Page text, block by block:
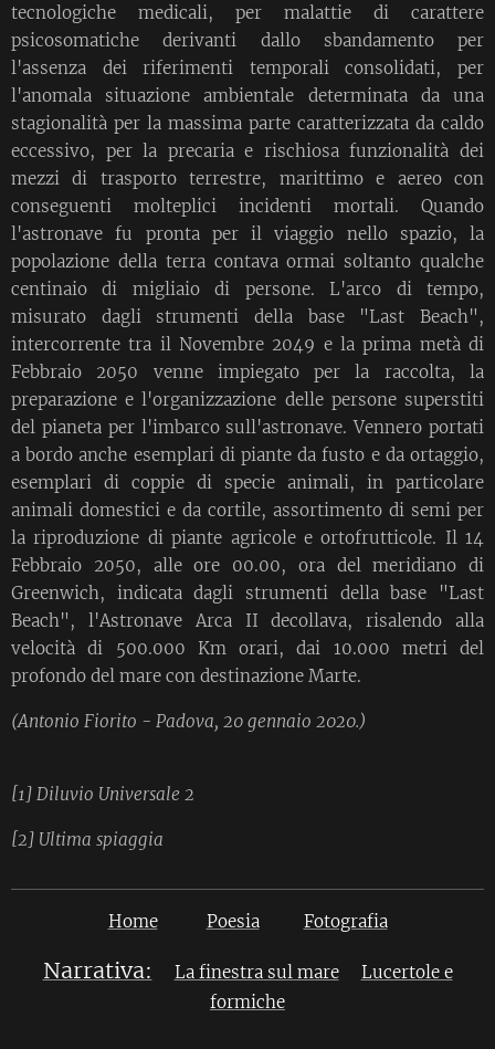
tecnologiche medicali, per malattie di carattere
psicosomatiche derivanti dallo sbandamento per
l'assenza dei riferimenti temporali consolidati, per
l'anomala situazione ambientale determinata da una
stagionalità per la massima parte caratterizzata da caldo
eccessivo, per la precaria e rischiosa funzionalità dei
mezzi di trasporto terrestre, marittimo e aereo con
conseguenti molteplici incidenti mortali. Quando
l'astronave fu pronta per il viaggio nello spazio, la
popolazione della terra contava ormai soltanto qualche
centinaio di migliaio di persone. L'arco di tempo,
misurato dagli strumenti della base "Last Beach",
intercorrente tra il Novembre 2049 e la prima metà di
Febbraio 2050 venne impiegato per la raccolta, la
preparazione e l'organizzazione delle persone superstiti
del pianeta per l'imbarco sull'astronave. Vennero portati
a bordo anche esemplari di piante da fusto e da ortaggio,
esemplari di coppie di specie animali, in particolare
animali domestici e da cortile, assortimento di semi per
la riproduzione di piante agricole e ortofrutticole. Il 14
Febbraio 2050, alle ore 00.00, ora del meridiano di
Greenwich, indicata dagli strumenti della base "Last
Beach", l'Astronave Arca II decollava, risalendo alla
velocità di 500.000 Km orari, dai 10.000 metri del
profondo del mare con destinazione Marte.
(Antonio Fiorito - Padova, 20 gennaio 2020.)
[1] Diluvio Universale 2
[2] Ultima spiaggia
Home Poesia Fotografia
Narrativa: La finestra sul mare
Lucertole e
formiche